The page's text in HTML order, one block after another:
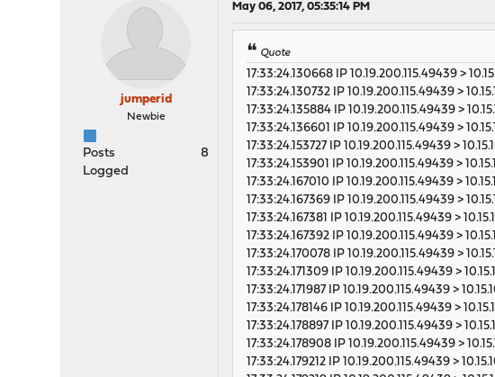
jumperid
Newbie
Posts
8
Logged
May 06, 2017, 05:35:14 PM
Quote
17:33:24.130668 IP 10.19.200.115.49439 >
17:33:24.130732 IP 10.19.200.115.49439 >
17:33:24.135884 IP 10.19.200.115.49439 >
17:33:24.136601 IP 10.19.200.115.49439 >
17:33:24.153727 IP 10.19.200.115.49439 >
17:33:24.153901 IP 10.19.200.115.49439 >
17:33:24.167010 IP 10.19.200.115.49439 >
17:33:24.167369 IP 10.19.200.115.49439 >
17:33:24.167381 IP 10.19.200.115.49439 >
17:33:24.167392 IP 10.19.200.115.49439 >
17:33:24.170078 IP 10.19.200.115.49439 >
17:33:24.171309 IP 10.19.200.115.49439 >
17:33:24.171987 IP 10.19.200.115.49439 >
17:33:24.178146 IP 10.19.200.115.49439 >
17:33:24.178897 IP 10.19.200.115.49439 >
17:33:24.178908 IP 10.19.200.115.49439 >
17:33:24.179212 IP 10.19.200.115.49439 >